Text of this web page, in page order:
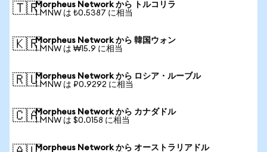
🇹🇷Morpheus Network から トルコリラ
1 MNW は ₺0.5387 に相当
🇰🇷Morpheus Network から 韓国ウォン
1 MNW は ₩15.9 に相当
🇷🇺Morpheus Network から ロシア・ルーブル
1 MNW は ₽0.9292 に相当
🇨🇦Morpheus Network から カナダドル
1 MNW は $0.0158 に相当
Morpheus Network から オーストラリアドル